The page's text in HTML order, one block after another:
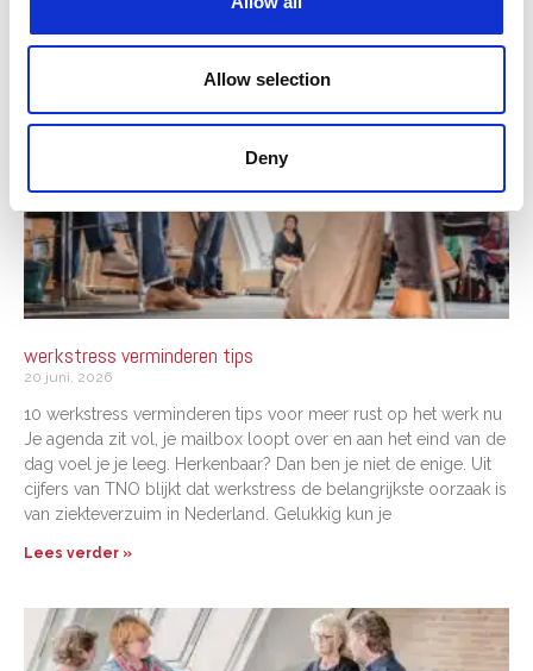
Allow selection
Deny
GERELATEERDE BLOGS
werkstress verminderen tips
20 juni, 2026
10 werkstress verminderen tips voor meer rust op het werk nu
Je agenda zit vol, je mailbox loopt over en aan het eind van de
dag voel je je leeg. Herkenbaar? Dan ben je niet de enige. Uit
cijfers van TNO blijkt dat werkstress de belangrijkste oorzaak is
van ziekteverzuim in Nederland. Gelukkig kun je
Lees verder »